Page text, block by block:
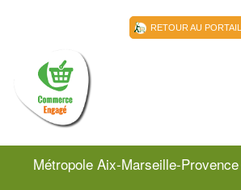
RETOUR AU
Métropole Aix-Marseille-Provence